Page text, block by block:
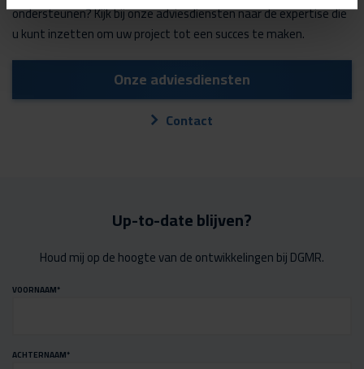
ondersteunen? Kijk bij onze adviesdiensten naar de expertise die
u kunt inzetten om uw project tot een succes te maken.
Onze adviesdiensten
Contact
Up-to-date blijven?
Houd mij op de hoogte van de ontwikkelingen bij DGMR.
VOORNAAM*
ACHTERNAAM*